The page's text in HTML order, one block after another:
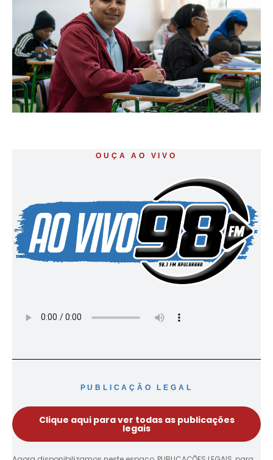
OUÇA AO VIVO
PUBLICAÇÃO LEGAL
Clique aqui para ver todas as publicações
legais